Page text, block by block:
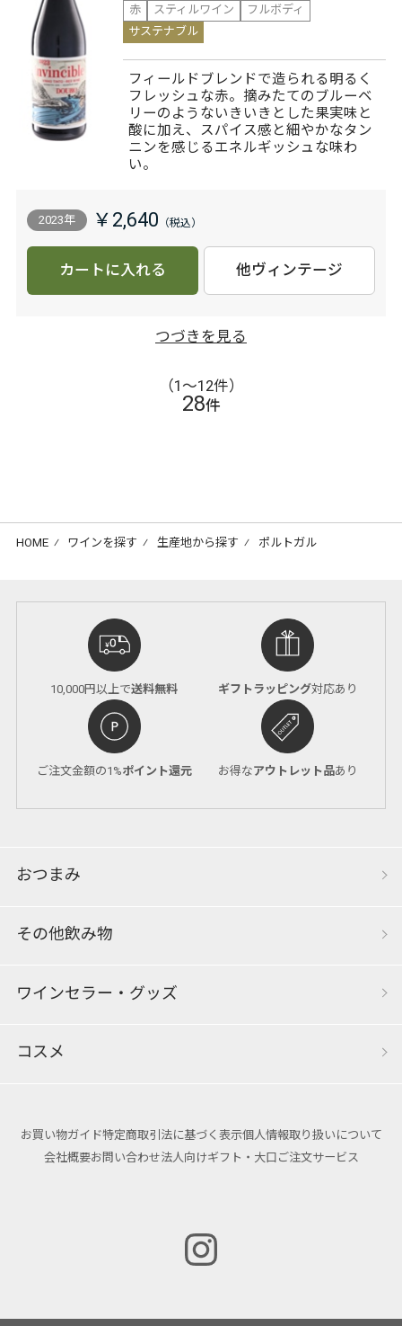
赤
スティルワイン
フルボディ
サステナブル
フィールドブレンドで造られる明るく
フレッシュな赤。摘みたてのブルーベ
リーのようないきいきとした果実味と
酸に加え、スパイス感と細やかなタン
ニンを感じるエネルギッシュな味わ
い。
2023年 ￥2,640
カートに入れる 他ヴィンテージ
つづきを見る
（1〜12件）
28件
HOME ⁄ ワインを探す ⁄ 生産地から探す ⁄ ポルトガル
10,000円以上で送料無料 ギフトラッピング対応あり
ご注文金額の1%ポイント還元 お得なアウトレット品あり
おつまみ
その他飲み物
ワインセラー・グッズ
コスメ
お買い物ガイド特定商取引法に基づく表示個人情報取り扱いについて
会社概要お問い合わせ法人向けギフト・大口ご注文サービス